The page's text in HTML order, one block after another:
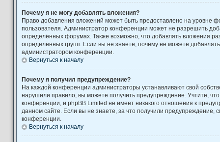
Почему я не могу добавлять вложения?
Право добавления вложений может быть предоставлено на уровне
пользователя. Администратор конференции может не разрешить
определённых форумах. Также возможно, что добавлять вложения
определённых групп. Если вы не знаете, почему не можете
администратором конференции.
Вернуться к началу
Почему я получил предупреждение?
На каждой конференции администраторы устанавливают свой
нарушили правило, вы можете получить предупреждение. Учтите,
конференции, и phpBB Limited не имеет никакого отношения к
данном сайте. Если вы не знаете, за что получили предупреждение,
конференции.
Вернуться к началу